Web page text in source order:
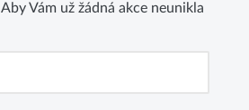
Aby Vám už žádná akce neunikla